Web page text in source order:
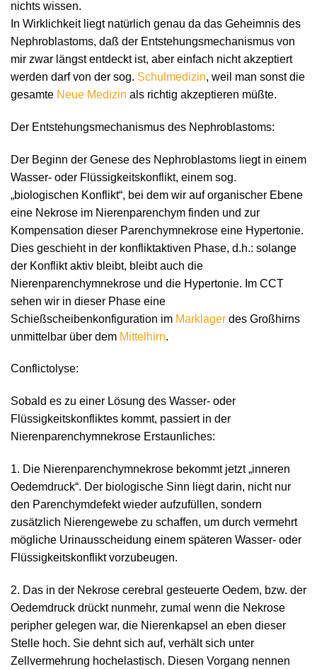
nichts wissen.
In Wirklichkeit liegt natürlich genau da das Geheimnis des
Nephroblastoms, daß der Entstehungsmechanismus von
mir zwar längst entdeckt ist, aber einfach nicht akzeptiert
werden darf von der sog. Schulmedizin, weil man sonst die
gesamte Neue Medizin als richtig akzeptieren müßte.
Der Entstehungsmechanismus des Nephroblastoms:
Der Beginn der Genese des Nephroblastoms liegt in einem
Wasser- oder Flüssigkeitskonflikt, einem sog.
„biologischen Konflikt“, bei dem wir auf organischer Ebene
eine Nekrose im Nierenparenchym finden und zur
Kompensation dieser Parenchymnekrose eine Hypertonie.
Dies geschieht in der konfliktaktiven Phase, d.h.: solange
der Konflikt aktiv bleibt, bleibt auch die
Nierenparenchymnekrose und die Hypertonie. Im CCT
sehen wir in dieser Phase eine
Schießscheibenkonfiguration im Marklager des Großhirns
unmittelbar über dem Mittelhirn.
Conflictolyse:
Sobald es zu einer Lösung des Wasser- oder
Flüssigkeitskonfliktes kommt, passiert in der
Nierenparenchymnekrose Erstaunliches:
1. Die Nierenparenchymnekrose bekommt jetzt „inneren
Oedemdruck“. Der biologische Sinn liegt darin, nicht nur
den Parenchymdefekt wieder aufzufüllen, sondern
zusätzlich Nierengewebe zu schaffen, um durch vermehrt
mögliche Urinausscheidung einem späteren Wasser- oder
Flüssigkeitskonflikt vorzubeugen.
2. Das in der Nekrose cerebral gesteuerte Oedem, bzw. der
Oedemdruck drückt nunmehr, zumal wenn die Nekrose
peripher gelegen war, die Nierenkapsel an eben dieser
Stelle hoch. Sie dehnt sich auf, verhält sich unter
Zellvermehrung hochelastisch. Diesen Vorgang nennen